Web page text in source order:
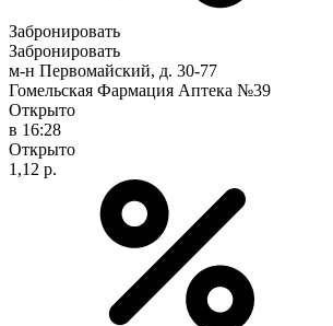
Забронировать
Забронировать
м-н Первомайский, д. 30-77
Гомельская Фармация Аптека №39
Открыто
в 16:28
Открыто
1,12 р.